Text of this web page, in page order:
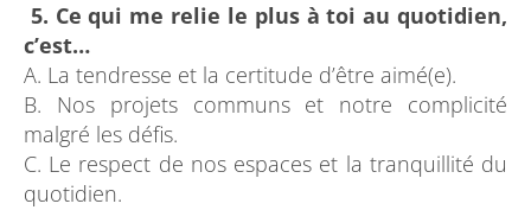
5. Ce qui me relie le plus à toi au quotidien,
c’est…
A. La tendresse et la certitude d’être aimé(e).
B. Nos projets communs et notre complicité
malgré les défis.
C. Le respect de nos espaces et la tranquillité du
quotidien.